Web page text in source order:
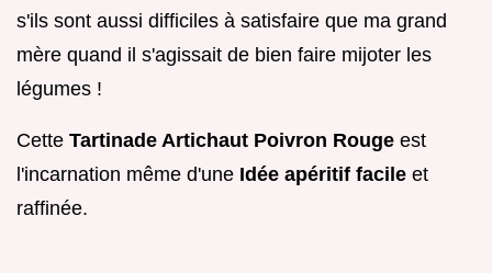
s'ils sont aussi difficiles à satisfaire que ma grand
mère quand il s'agissait de bien faire mijoter les
légumes !
Cette Tartinade Artichaut Poivron Rouge est
l'incarnation même d'une Idée apéritif facile et
raffinée.